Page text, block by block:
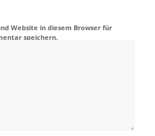
Website in diesem Browser für
speichern.